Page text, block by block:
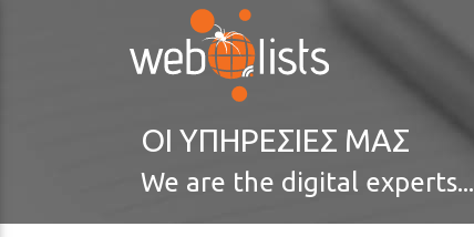
προσβασιμότητας.
Control-
ΟΙ ΥΠΗΡΕΣΙΕΣ ΜΑΣ
We are the digital experts...